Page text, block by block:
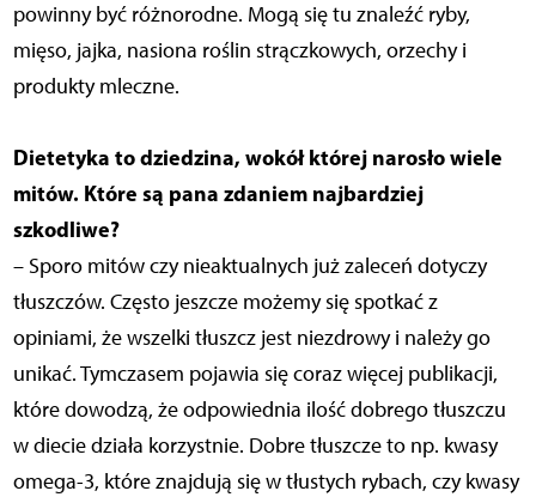
powinny być różnorodne. Mogą się tu znaleźć ryby,
mięso, jajka, nasiona roślin strączkowych, orzechy i
produkty mleczne.
Dietetyka to dziedzina, wokół której narosło wiele
mitów. Które są pana zdaniem najbardziej
szkodliwe?
– Sporo mitów czy nieaktualnych już zaleceń dotyczy
tłuszczów. Często jeszcze możemy się spotkać z
opiniami, że wszelki tłuszcz jest niezdrowy i należy go
unikać. Tymczasem pojawia się coraz więcej publikacji,
które dowodzą, że odpowiednia ilość dobrego tłuszczu
w diecie działa korzystnie. Dobre tłuszcze to np. kwasy
omega-3, które znajdują się w tłustych rybach, czy kwasy